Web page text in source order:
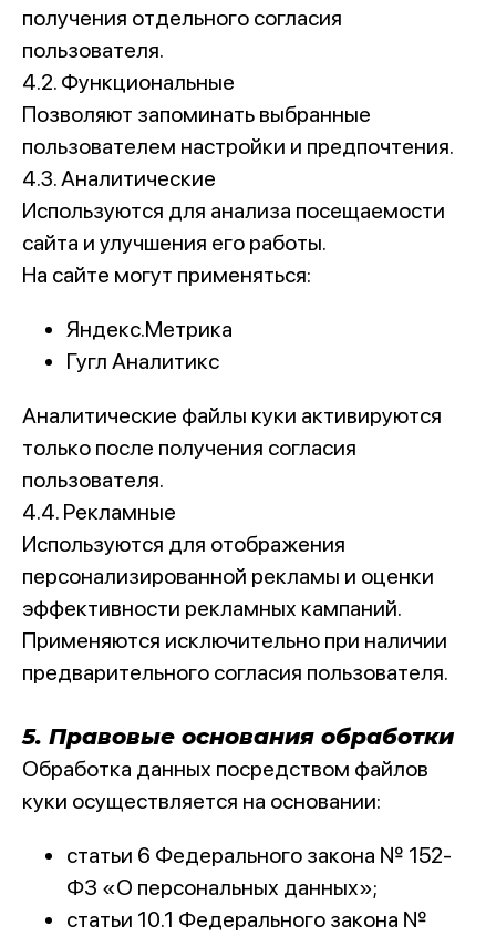
получения отдельного согласия
пользователя.
4.2. Функциональные
Позволяют запоминать выбранные
пользователем настройки и предпочтения.
4.3. Аналитические
Используются для анализа посещаемости
сайта и улучшения его работы.
На сайте могут применяться:
Яндекс.Метрика
Гугл Аналитикс
Аналитические файлы куки активируются
только после получения согласия
пользователя.
4.4. Рекламные
Используются для отображения
персонализированной рекламы и оценки
эффективности рекламных кампаний.
Применяются исключительно при наличии
предварительного согласия пользователя.
5. Правовые основания обработки
Обработка данных посредством файлов
куки осуществляется на основании:
статьи 6 Федерального закона № 152-
ФЗ «О персональных данных»;
статьи 10.1 Федерального закона №